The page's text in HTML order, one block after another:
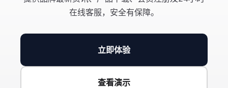
在线客服，安全有保障。
立即体验
查看演示